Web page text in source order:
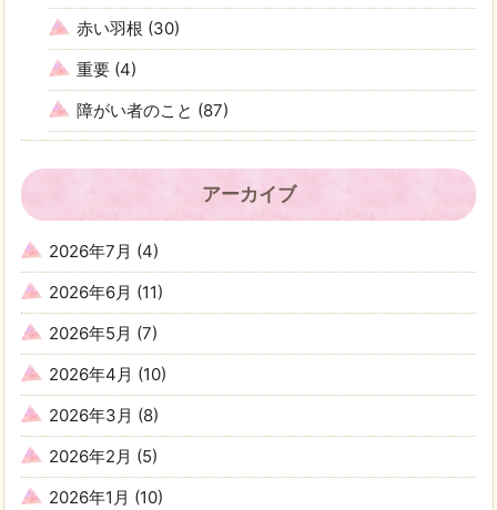
赤い羽根 (30)
重要 (4)
障がい者のこと (87)
アーカイブ
2026年7月 (4)
2026年6月 (11)
2026年5月 (7)
2026年4月 (10)
2026年3月 (8)
2026年2月 (5)
2026年1月 (10)